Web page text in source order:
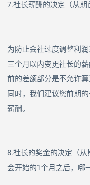
7.社长薪酬的决定（从期
为防止会社过度调整利
三个月以内变更社长的
前的差额部分是不允许
同时，我们建议您前期
薪酬。
8.社长的奖金的决定（从
会开始的1个月之后，哪